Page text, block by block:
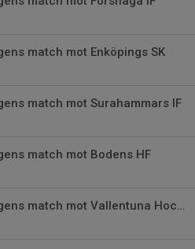
match mot Enköpings SK
match mot Surahammars IF
match mot Bodens HF
Highlights från dagens match mot Vallentuna Hockey